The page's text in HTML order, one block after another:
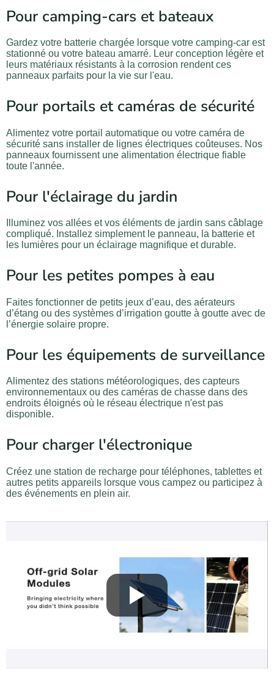
Pour camping-cars et bateaux
Gardez votre batterie chargée lorsque votre camping-car est
stationné ou votre bateau amarré. Leur conception légère et
leurs matériaux résistants à la corrosion rendent ces
panneaux parfaits pour la vie sur l'eau.
Pour portails et caméras de sécurité
Alimentez votre portail automatique ou votre caméra de
sécurité sans installer de lignes électriques coûteuses. Nos
panneaux fournissent une alimentation électrique fiable
toute l'année.
Pour l'éclairage du jardin
Illuminez vos allées et vos éléments de jardin sans câblage
compliqué. Installez simplement le panneau, la batterie et
les lumières pour un éclairage magnifique et durable.
Pour les petites pompes à eau
Faites fonctionner de petits jeux d’eau, des aérateurs
d’étang ou des systèmes d’irrigation goutte à goutte avec de
l’énergie solaire propre.
Pour les équipements de surveillance
Alimentez des stations météorologiques, des capteurs
environnementaux ou des caméras de chasse dans des
endroits éloignés où le réseau électrique n'est pas
disponible.
Pour charger l'électronique
Créez une station de recharge pour téléphones, tablettes et
autres petits appareils lorsque vous campez ou participez à
des événements en plein air.